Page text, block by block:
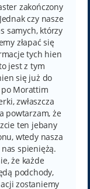
zakończony
czy nasze
samych, którzy
złapać się
tych hien
jest z tym
się już do
po Morattim
zwłaszcza
powtarzam, że
ten jebany
wtedy nasza
spieniężą.
że każde
podchody,
zostaniemy